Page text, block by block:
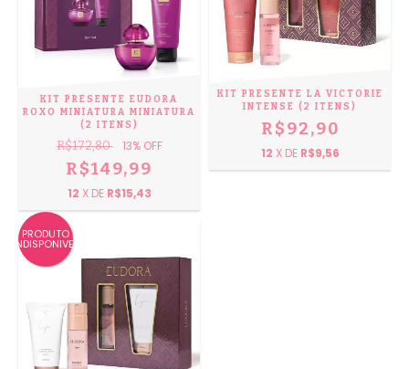
KIT PRESENTE EUDORA
ROXO MINIATURA MINIATURA
(2 ITENS)
R$172,80 13% OFF
R$149,99
12 X DE R$15,43
KIT PRESENTE LA VICTORIE
INTENSE (2 ITENS)
R$92,90
12 X DE R$9,56
PRODUTO
INDISPONIVEL